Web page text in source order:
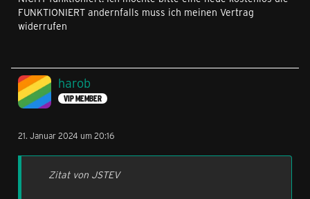
FUNKTIONIERT andernfalls muss ich meinen Vertrag
widerrufen
harob
VIP MEMBER
21. Januar 2024 um 20:16
Zitat von JSTEV